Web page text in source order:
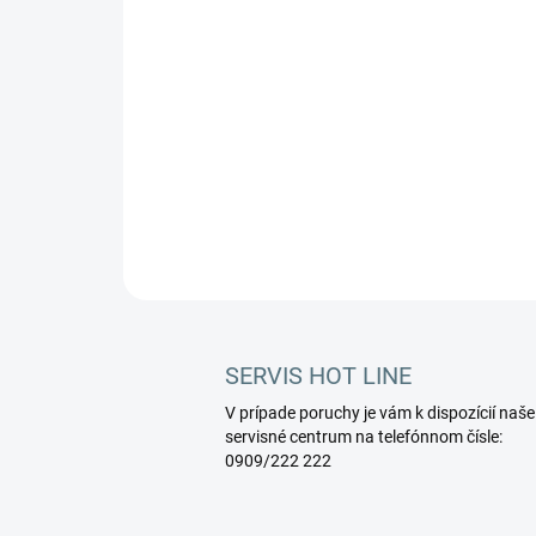
SERVIS HOT LINE
V prípade poruchy je vám k dispozícií naše
servisné centrum na telefónnom čísle:
0909/222 222